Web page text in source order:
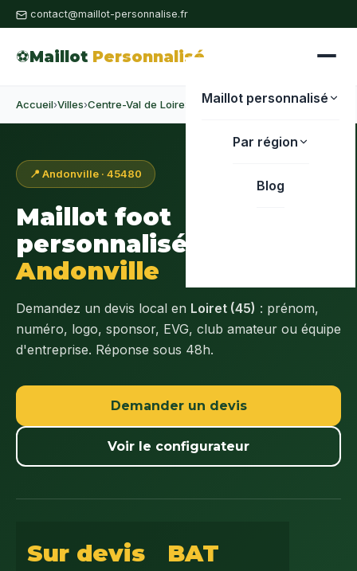
contact@maillot-personnalise.fr
⚽Maillot Personnalisé
Maillot personnalisé
Par région
Blog
Accueil›Villes›Centre-Val de Loire› Loiret›Andonville
📍 Andonville · 45480
Maillot foot
personnalisé à
Andonville
Demandez un devis local en Loiret (45) : prénom,
numéro, logo, sponsor, EVG, club amateur ou équipe
d'entreprise. Réponse sous 48h.
Demander un devis
Voir le configurateur
Sur devis BAT